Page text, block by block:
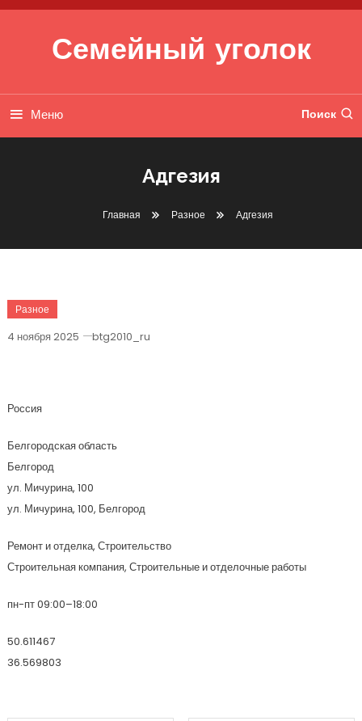
Перейти к содержимому
Семейный уголок
Меню Поиск
Адгезия
Главная Разное Адгезия
Разное
4 ноября 2025 btg2010_ru
Россия
Белгородская область
Белгород
ул. Мичурина, 100
ул. Мичурина, 100, Белгород
Ремонт и отделка, Строительство
Строительная компания, Строительные и отделочные работы
пн-пт 09:00–18:00
50.611467
36.569803